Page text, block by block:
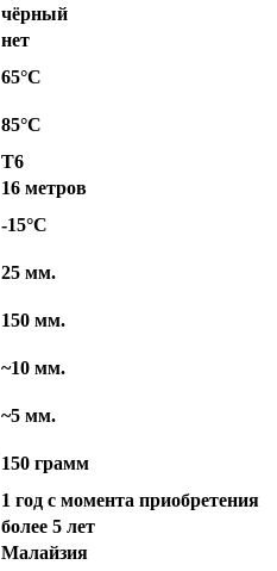
чёрный
нет
65°С
85°С
T6
16 метров
-15°С
25 мм.
150 мм.
~10 мм.
~5 мм.
150 грамм
1 год с момента приобретения
более 5 лет
Малайзия